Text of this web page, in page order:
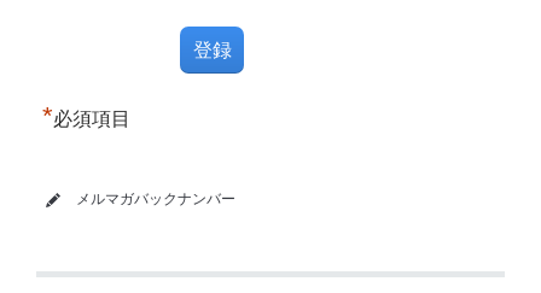
*必須項目
メルマガバックナンバー